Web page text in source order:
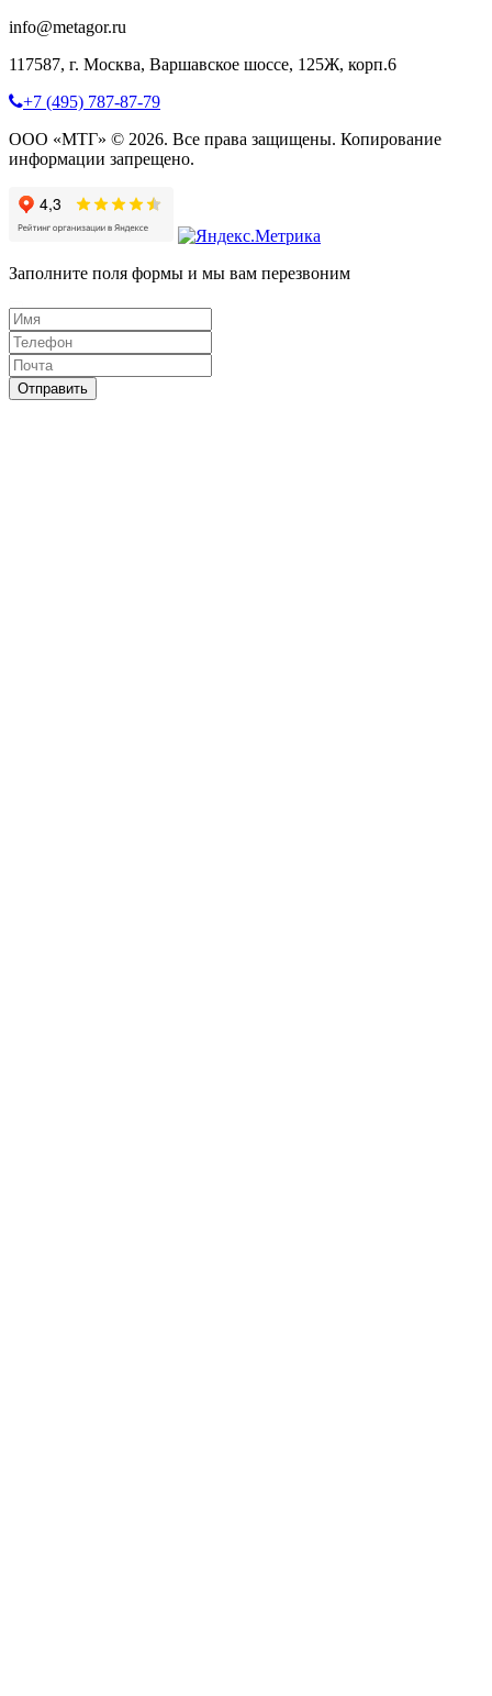
info@metagor.ru
117587, г. Москва, Варшавское шоссе, 125Ж, корп.6
+7 (495) 787-87-79
ООО «МТГ» © 2026. Все права защищены. Копирование
информации запрещено.
Заполните поля формы и мы вам перезвоним
Отправить